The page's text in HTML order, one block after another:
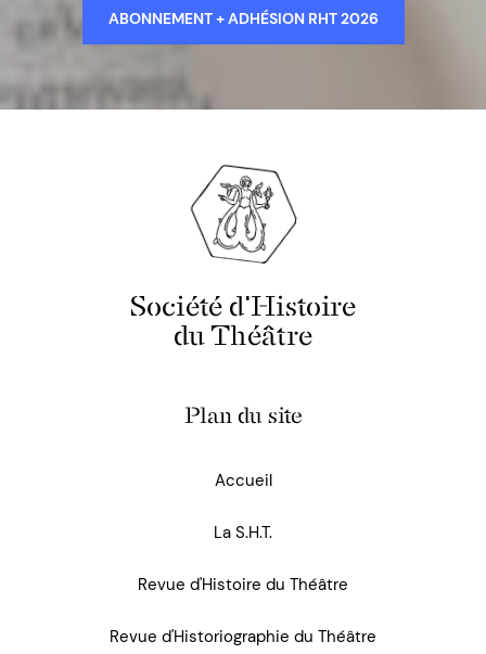
ABONNEMENT + ADHÉSION RHT 2026
Société d'Histoire
du Théâtre
Plan du site
Accueil
La S.H.T.
Revue d'Histoire du Théâtre
Revue d'Historiographie du Théâtre